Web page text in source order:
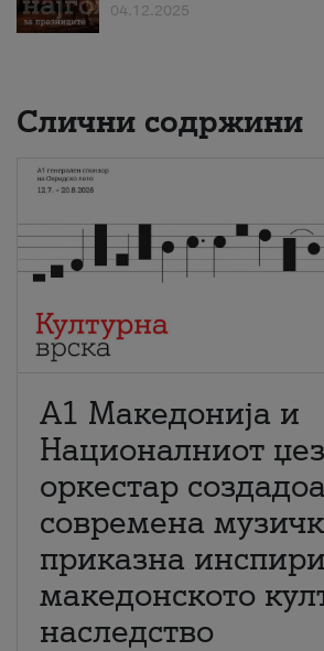
04.12.2025
Слични содржини
А1 Македонија и
Националниот џез
оркестар создадоа
современа
приказна
македонското
наследство